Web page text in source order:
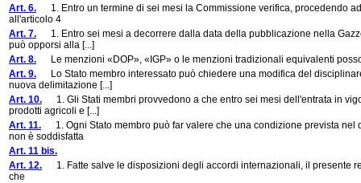
Art. 6. 1. Entro un termine di sei mesi la Commissione verifica, procedendo
all'articolo 4
Art. 7. 1. Entro sei mesi a decorrere dalla data della pubblicazione nella
può opporsi alla [...]
Art. 8. Le menzioni «DOP», «IGP» o le menzioni tradizionali equivalenti
Art. 9. Lo Stato membro interessato può chiedere una modifica del
nuova delimitazione [...]
Art. 10. 1. Gli Stati membri provvedono a che entro sei mesi dell'entrata in
prodotti agricoli e [...]
Art. 11. 1. Ogni Stato membro può far valere che una condizione prevista nel
non è soddisfatta
Art. 11 bis.
Art. 12. 1. Fatte salve le disposizioni degli accordi internazionali, il presente
che